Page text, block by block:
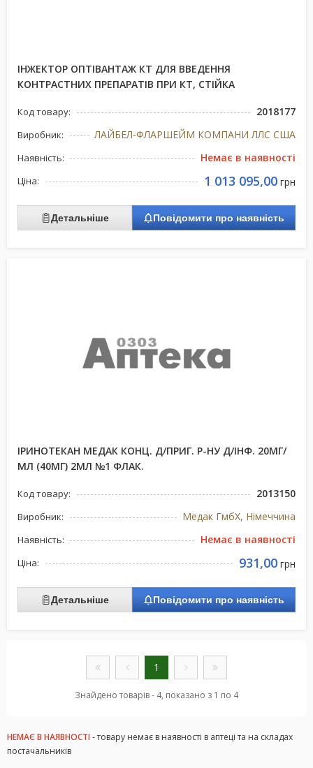
ІНЖЕКТОР ОПТІВАНТАЖ КТ ДЛЯ ВВЕДЕННЯ
КОНТРАСТНИХ ПРЕПАРАТІВ ПРИ КТ, СТІЙКА
Код товару: 2018177
Виробник: ЛАЙБЕЛ-ФЛАРШЕЙМ КОМПАНИ ЛЛС США
Наявність: Немає в наявності
Ціна: 1 013 095,00 грн
Детальніше Повідомити про наявність
ІРИНОТЕКАН МЕДАК КОНЦ. Д/ПРИГ. Р-НУ Д/ІНФ. 20МГ/
МЛ (40МГ) 2МЛ №1 ФЛАК.
Код товару: 2013150
Виробник: Медак ГмбХ, Німеччина
Наявність: Немає в наявності
Ціна: 931,00 грн
Детальніше Повідомити про наявність
1
Знайдено товарів - 4, показано з 1 по 4
НЕМАЄ В НАЯВНОСТІ- товару немає в наявності в аптеці та на складах
постачальників